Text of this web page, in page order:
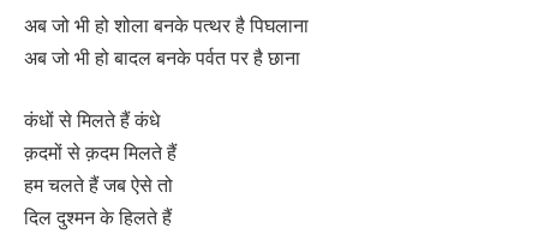
अब जो भी हो शोला बनके पत्थर है पिघलाना
अब जो भी हो बादल बनके पर्वत पर है छाना
कंधों से मिलते हैं कंधे
क़दमों से क़दम मिलते हैं
हम चलते हैं जब ऐसे तो
दिल दुश्मन के हिलते हैं